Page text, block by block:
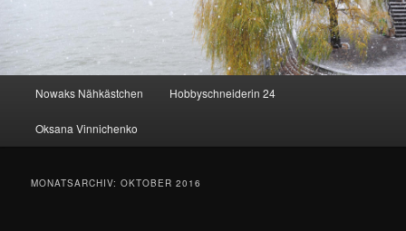
Nowaks Nähkästchen Hobbyschneiderin 24
Oksana Vinnichenko
MONATSARCHIV:OKTOBER 2016